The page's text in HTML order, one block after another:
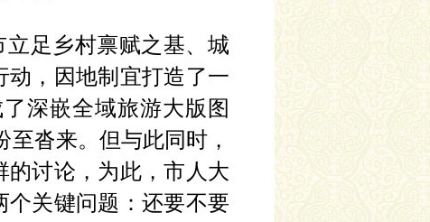
足乡村禀赋之基、城
动，因地制宜打造了一
深嵌全域旅游大版图
沓来。但与此同时，
讨论，为此，市人大
关键问题：还要不要